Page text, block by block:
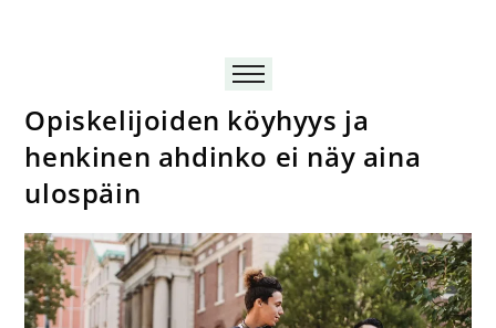
Opiskelijoiden köyhyys ja
henkinen ahdinko ei näy aina
ulospäin